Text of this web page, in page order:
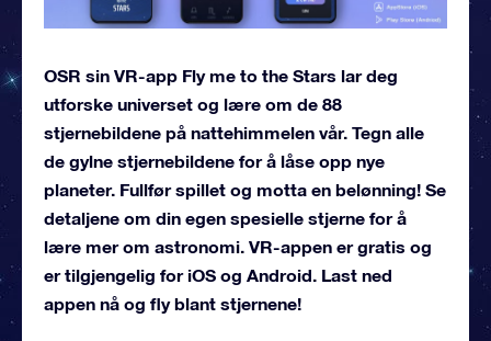
OSR sin VR-app Fly me to the Stars lar deg
utforske universet og lære om de 88
stjernebildene på nattehimmelen vår. Tegn alle
de gylne stjernebildene for å låse opp nye
planeter. Fullfør spillet og motta en belønning! Se
detaljene om din egen spesielle stjerne for å
lære mer om astronomi. VR-appen er gratis og
er tilgjengelig for iOS og Android. Last ned
appen nå og fly blant stjernene!